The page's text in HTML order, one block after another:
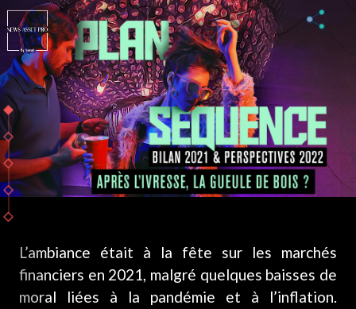
L’ambiance était à la fête sur les marchés
financiers en 2021, malgré quelques baisses de
moral liées à la pandémie et à l’inflation.